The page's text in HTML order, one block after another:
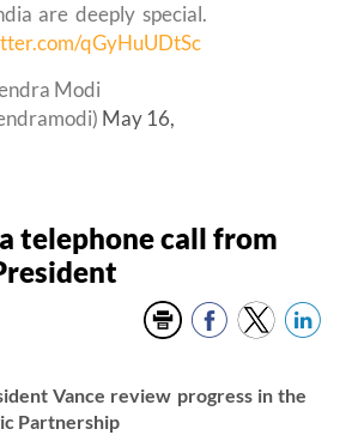
are deeply special.
qGyHuUDtSc
Modi
May 16,
telephone call from
Vance review progress in the
Partnership